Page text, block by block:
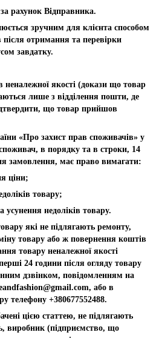
рахунок Відправника.
зручним для клієнта способом
отримання та перевірки
завдатку.
якості (докази що товар
лише з відділення пошти, де
що товар прийшов
«Про захист прав споживачів» у
в порядку та в строки, 14
замовлення, має право вимагати:
ціни;
товару;
недоліків товару.
які не підлягають ремонту,
товару або ж повернення коштів
товару неналежної якості
24 години після огляду товару
дзвінком, повідомленням на
, або в
телефону +380677552488.
цією статтею, не підлягають
виробник (підприємство, що